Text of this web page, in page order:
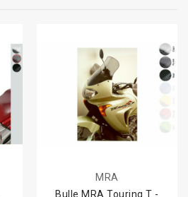
MRA
Bulle MRA Touring T -